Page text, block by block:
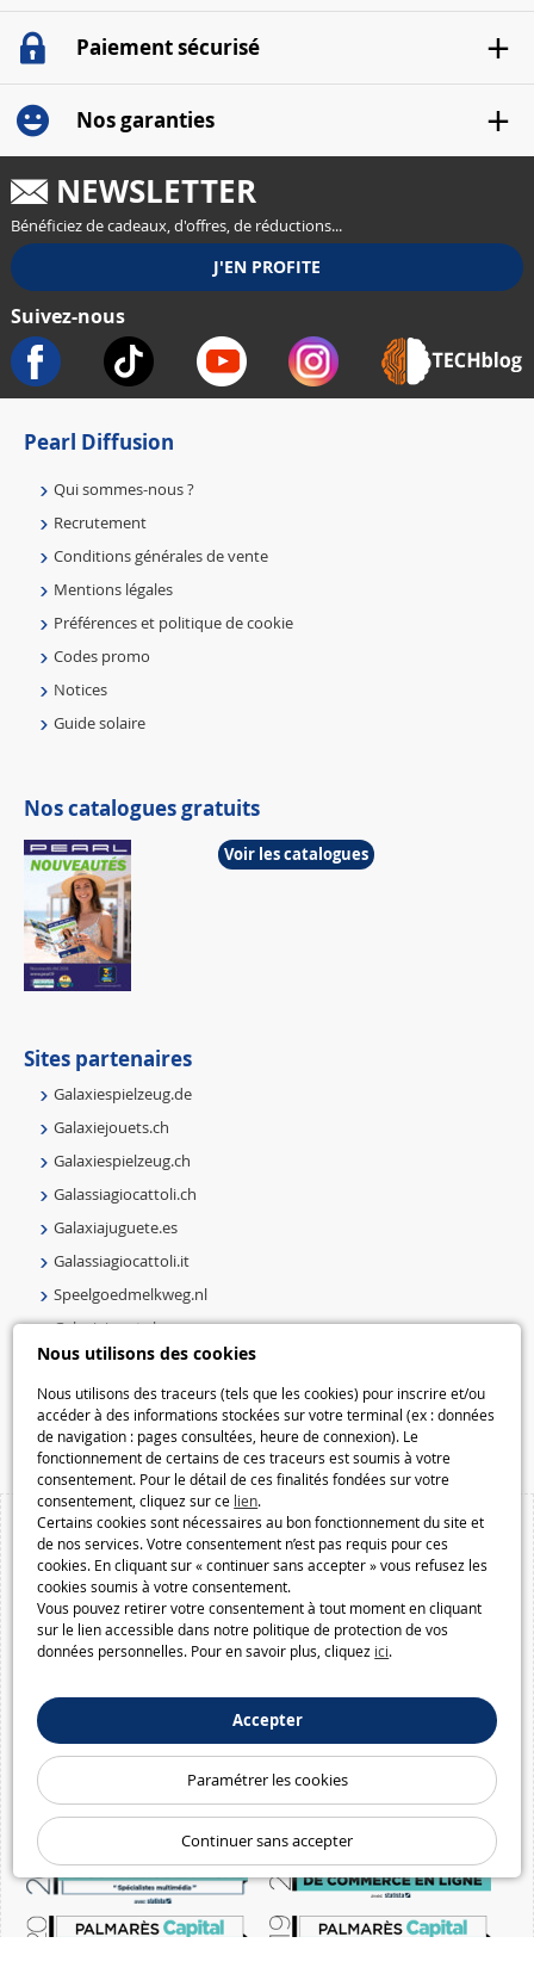
Nous utilisons des cookies
Nous utilisons des traceurs (tels que les cookies) pour inscrire et/ou
accéder à des informations stockées sur votre terminal (ex : données
de navigation : pages consultées, heure de connexion). Le
fonctionnement de certains de ces traceurs est soumis à votre
consentement. Pour le détail de ces finalités fondées sur votre
consentement, cliquez sur ce lien.
Certains cookies sont nécessaires au bon fonctionnement du site et
de nos services. Votre consentement n’est pas requis pour ces
cookies. En cliquant sur « continuer sans accepter » vous refusez les
cookies soumis à votre consentement.
Vous pouvez retirer votre consentement à tout moment en cliquant
sur le lien accessible dans notre politique de protection de vos
données personnelles. Pour en savoir plus, cliquez ici.
Accepter
Paramétrer les cookies
Continuer sans accepter
Paiement sécurisé
Nos garanties
NEWSLETTER
Bénéficiez de cadeaux, d'offres, de réductions...
Suivez-nous
Pearl Diffusion
Qui sommes-nous ?
Recrutement
Conditions générales de vente
Mentions légales
Préférences et politique de cookie
Codes promo
Notices
Guide solaire
Nos catalogues gratuits
Voir les catalogues
Sites partenaires
Galaxiespielzeug.de
Galaxiejouets.ch
Galaxiespielzeug.ch
Galassiagiocattoli.ch
Galaxiajuguete.es
Galassiagiocattoli.it
Speelgoedmelkweg.nl
Galaxiejouets.be
Galaxiespielzeug.be
Speelgoedmelkweg.be
Macway.com